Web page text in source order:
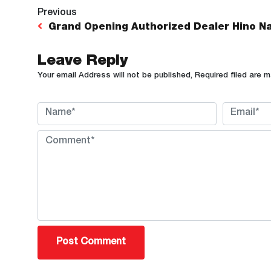
Previous
Grand Opening Authorized Dealer Hino
Leave Reply
Your email Address will not be published, Required filed are